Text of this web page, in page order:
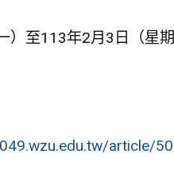
至113年2月3日（星
article/